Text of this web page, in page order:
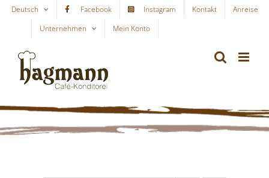
Skip
content
Deutsch Facebook Instagram Kontakt
Anreise
Unternehmen
Mein Konto